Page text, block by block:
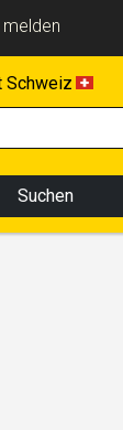
Schweiz
Suchen